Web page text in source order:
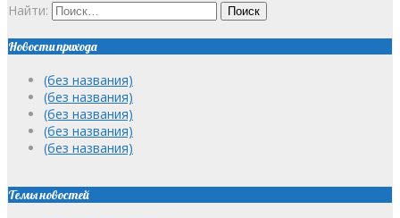
Найти:
Новости прихода
(без названия)
(без названия)
(без названия)
(без названия)
(без названия)
Темы новостей